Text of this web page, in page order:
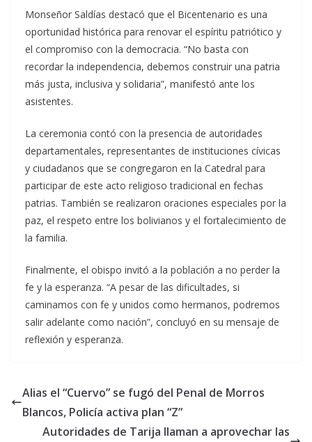
Monseñor Saldías destacó que el Bicentenario es una
oportunidad histórica para renovar el espíritu patriótico y
el compromiso con la democracia. “No basta con
recordar la independencia, debemos construir una patria
más justa, inclusiva y solidaria”, manifestó ante los
asistentes.
La ceremonia contó con la presencia de autoridades
departamentales, representantes de instituciones cívicas
y ciudadanos que se congregaron en la Catedral para
participar de este acto religioso tradicional en fechas
patrias. También se realizaron oraciones especiales por la
paz, el respeto entre los bolivianos y el fortalecimiento de
la familia.
Finalmente, el obispo invitó a la población a no perder la
fe y la esperanza. “A pesar de las dificultades, si
caminamos con fe y unidos como hermanos, podremos
salir adelante como nación”, concluyó en su mensaje de
reflexión y esperanza.
Alias el “Cuervo” se fugó del Penal de Morros
Blancos, Policía activa plan “Z”
Autoridades de Tarija llaman a aprovechar las